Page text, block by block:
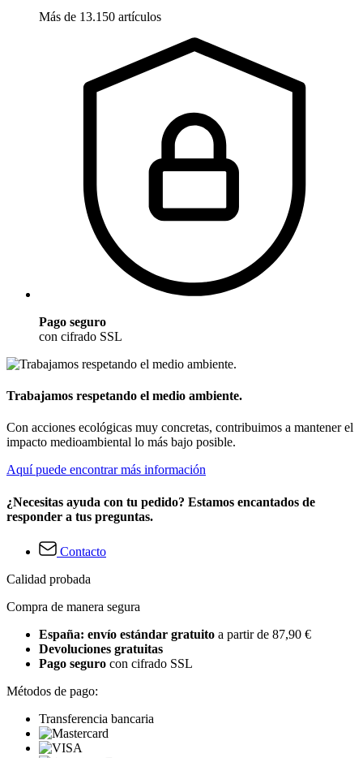
Más de 13.150 artículos
Pago seguro
con cifrado SSL
Trabajamos respetando el medio ambiente.
Con acciones ecológicas muy concretas, contribuimos a mantener el
impacto medioambiental lo más bajo posible.
Aquí puede encontrar más información
¿Necesitas ayuda con tu pedido? Estamos encantados de
responder a tus preguntas.
Contacto
Calidad probada
Compra de manera segura
España: envío estándar gratuito a partir de 87,90 €
Devoluciones gratuitas
Pago seguro con cifrado SSL
Métodos de pago:
Transferencia bancaria